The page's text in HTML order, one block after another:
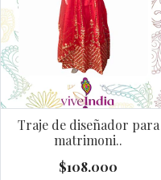
Traje de diseñador para
matrimoni..
$108.000